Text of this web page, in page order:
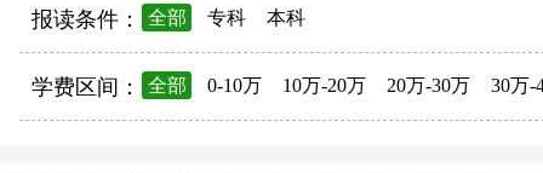
报读条件： 全部 专科 本科
学费区间： 全部 0-10万 10万-20万 20万-30万 30万-